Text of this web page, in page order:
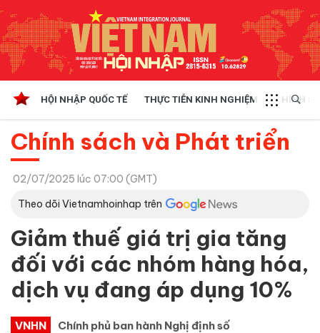
HỘI NHẬP QUỐC TẾ THỰC TIỄN KINH NGHIỆM CHÍNH
Chính sách và Phát triển
02/07/2025 lúc 07:00 (GMT)
Theo dõi Vietnamhoinhap trên
Giảm thuế giá trị gia tăng
đối với các nhóm hàng hóa,
dịch vụ đang áp dụng 10%
VNHN
Chính phủ ban hành Nghị định số